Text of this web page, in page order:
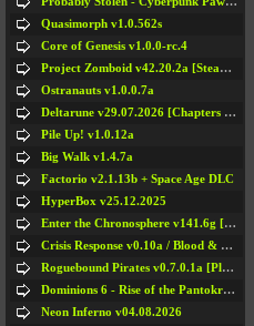
Quasimorph v1.0.562s
Core of Genesis v1.0.0-rc.4
Project Zomboid v42.20.2a [Steam Early Access]
Ostranauts v1.0.0.7a
Deltarune v29.07.2026 [Chapters 1-5] / + RUS [Chapters 1-5]
Pile Up! v1.0.12a
Big Walk v1.4.7a
Factorio v2.1.13b + Space Age DLC
HyperBox v25.12.2025
Enter the Chronosphere v141.6g [Steam Early Access]
Crisis Response v0.10a / Blood & Bullet
Roguebound Pirates v0.7.0.1a [Playtest]
Dominions 6 - Rise of the Pantokrator v6.35a
Neon Inferno v04.08.2026